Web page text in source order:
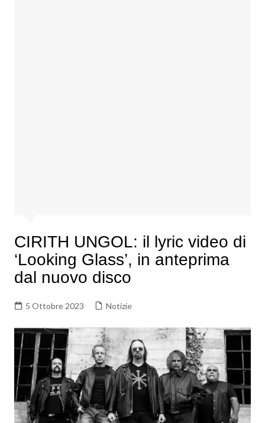
CIRITH UNGOL: il lyric video di
‘Looking Glass’, in anteprima
dal nuovo disco
5 Ottobre 2023 Notizie